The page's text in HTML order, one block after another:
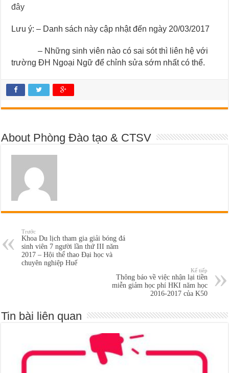
đây
Lưu ý: – Danh sách này cập nhật đến ngày 20/03/2017
– Những sinh viên nào có sai sót thì liên hệ với
trường ĐH Ngoại Ngữ để chỉnh sửa sớm nhất có thể.
About Phòng Đào tạo & CTSV
Trước
Khoa Du lịch tham gia giải bóng đá
sinh viên 7 người lần thứ III năm
2017 – Hội thể thao Đại học và
chuyên nghiệp Huế
Kế tiếp
Thông báo về việc nhận lại tiền
miễn giảm học phí HKI năm học
2016-2017 của K50
Tin bài liên quan